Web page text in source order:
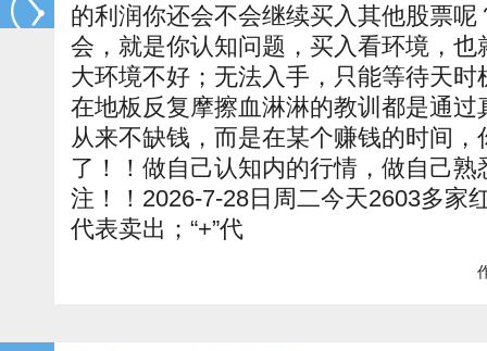
的利润你还会不会继续买入其他股票
会，就是你认知问题，买入看环境，
大环境不好；无法入手，只能等待天
在地板反复摩擦血淋淋的教训都是通
从来不缺钱，而是在某个赚钱的时间
了！！做自己认知内的行情，做自己
注！！2026-7-28日周二今天2603多家
代表卖出；“+”代